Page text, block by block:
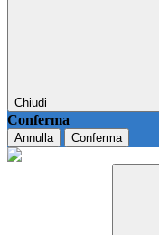
Chiudi
Conferma
Annulla Conferma